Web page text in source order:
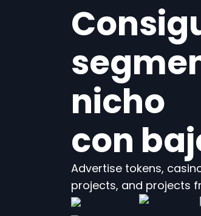
nicho
con
Advertise tokens,
projects, and projects